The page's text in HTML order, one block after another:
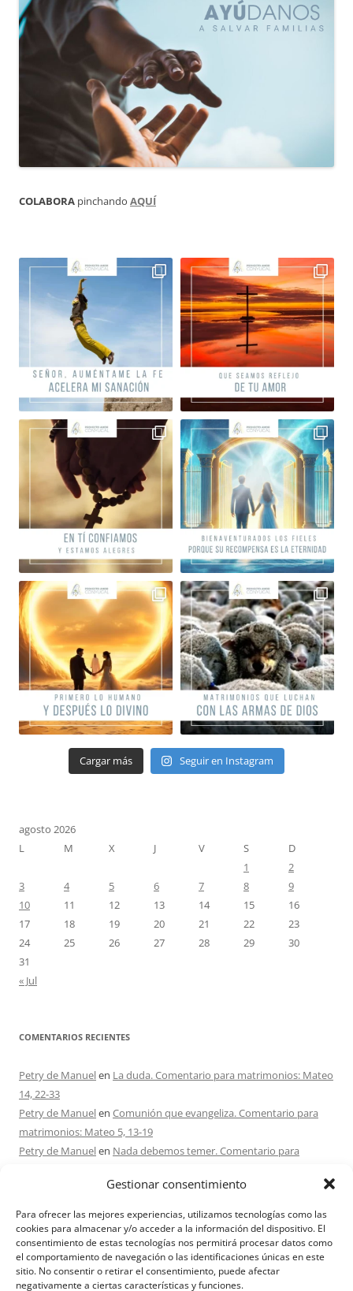
Gestionar consentimiento
Para ofrecer las mejores experiencias, utilizamos tecnologías como las
cookies para almacenar y/o acceder a la información del dispositivo. El
consentimiento de estas tecnologías nos permitirá procesar datos como
el comportamiento de navegación o las identificaciones únicas en este
sitio. No consentir o retirar el consentimiento, puede afectar
negativamente a ciertas características y funciones.
COLABORA pinchando AQUÍ
Cargar más Seguir en Instagram
agosto 2026
L
M X J V S
D
1
2
3
4 5 6 7 8
9
10
11 12 13 14 15
16
17
18 19 20 21 22
23
24
25 26 27 28 29
30
31
« Jul
COMENTARIOS RECIENTES
Petry de Manuelen La duda. Comentario para matrimonios: Mateo
14, 22-33
Petry de Manuelen Comunión que evangeliza. Comentario para
matrimonios: Mateo 5, 13-19
Petry de Manuelen Nada debemos temer. Comentario para
Nada debemos temer. Comentario para
matrimonios: Mateo 17, 1-9
Ana rosa caicedoenConfío en Ti. Comentario para matrimonios:
Mateo 15, 21-28